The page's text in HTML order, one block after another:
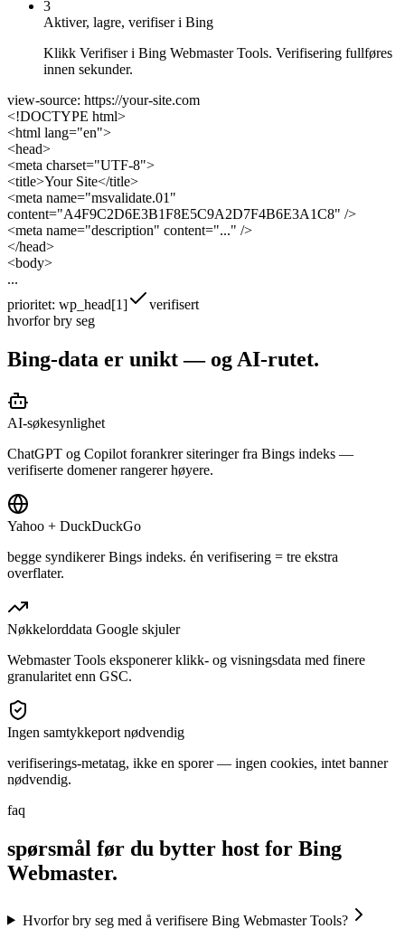
3
Aktiver, lagre, verifiser i Bing
Klikk Verifiser i Bing Webmaster Tools. Verifisering fullføres
innen sekunder.
view-source: https://your-site.com
<!DOCTYPE html>
<html lang="en">
<head>
<meta charset="UTF-8">
<title>Your Site</title>
<meta name="msvalidate.01"
content="A4F9C2D6E3B1F8E5C9A2D7F4B6E3A1C8" />
<meta name="description" content="..." />
</head>
<body>
...
prioritet: wp_head[1]
verifisert
hvorfor bry seg
Bing-data er unikt — og AI-rutet.
AI-søkesynlighet
ChatGPT og Copilot forankrer siteringer fra Bings indeks —
verifiserte domener rangerer høyere.
Yahoo + DuckDuckGo
begge syndikerer Bings indeks. én verifisering = tre ekstra
overflater.
Nøkkelorddata Google skjuler
Webmaster Tools eksponerer klikk- og visningsdata med finere
granularitet enn GSC.
Ingen samtykkeport nødvendig
verifiserings-metatag, ikke en sporer — ingen cookies, intet banner
nødvendig.
faq
spørsmål før du bytter host for Bing
Webmaster.
Hvorfor bry seg med å verifisere Bing Webmaster Tools?